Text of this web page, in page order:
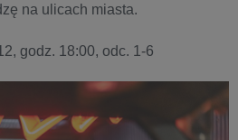
na ulicach miasta.
godz. 18:00, odc. 1-6